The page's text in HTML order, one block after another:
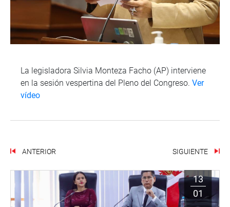
La legisladora Silvia Monteza Facho (AP) interviene
en la sesión vespertina del Pleno del Congreso. Ver
vídeo
ANTERIOR SIGUIENTE
13
01